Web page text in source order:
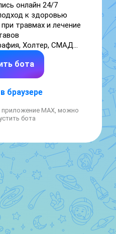
онлайн 24/7
к здоровью
травмах и лечение
Холтер, СМАД
бота
браузере
приложение MAX, можно
бота